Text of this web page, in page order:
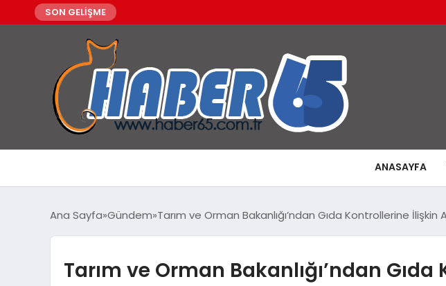
SON GELİŞME
ANASAYFA
Ana Sayfa Gündem Tarım ve Orman Bakanlığı’ndan Gıda Kontrollerine İlişkin
Tarım ve Orman Bakanlığı’ndan